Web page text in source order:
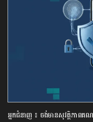
អ្នកជំនាញ ៖ ចង់មានសុវត្ថិភាពគណ